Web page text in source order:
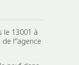
le 13001 à
de l''agence